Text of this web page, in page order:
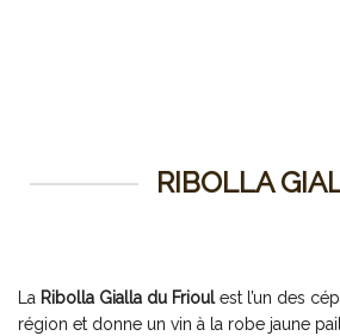
RIBOLLA
La Ribolla Gialla du Frioulest l’un des
région et donne un vin à la robe jaune